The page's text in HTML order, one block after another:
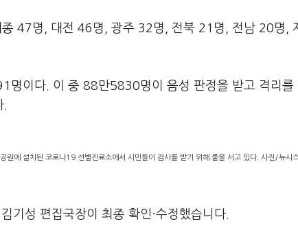
47명, 대전 46명, 광주 32명, 전북 21명, 전남 20명,
명이다. 이 중 88만5830명이 음성 판정을 받고 격리를
원에 설치된 코로나19 선별진료소에서 시민들이 검사를 받기 위해 줄을 서고 있다. 사진/뉴시
기성 편집국장이 최종 확인·수정했습니다.